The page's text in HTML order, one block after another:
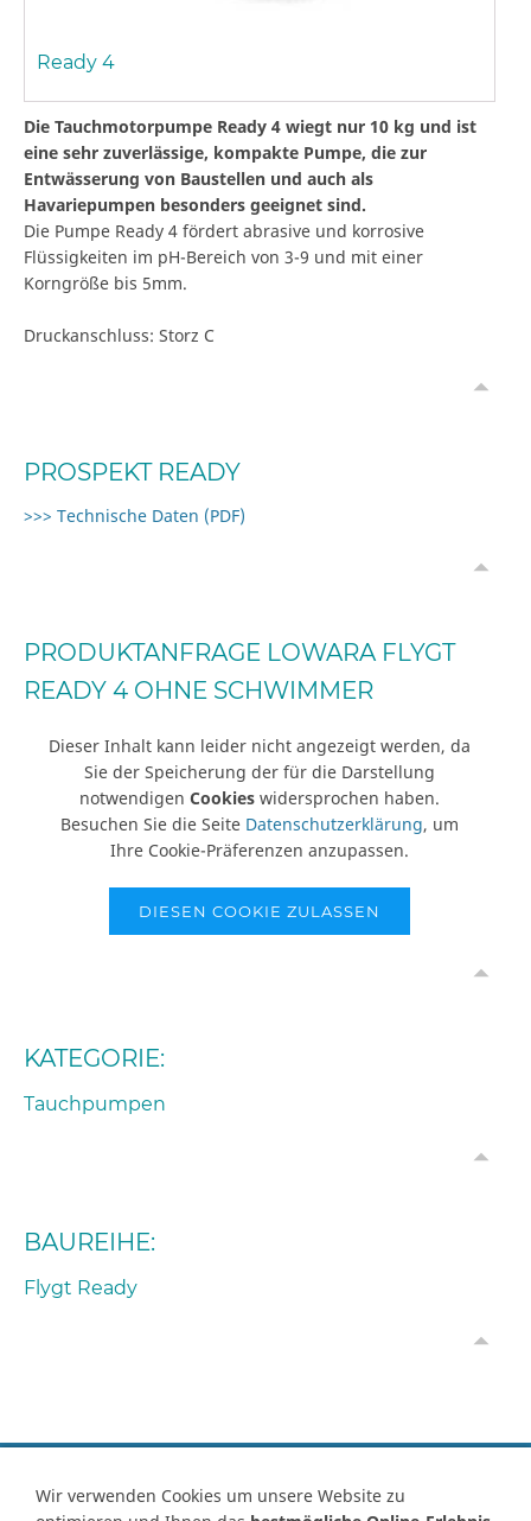
Ready 4
Die Tauchmotorpumpe Ready 4 wiegt nur 10 kg und ist
eine sehr zuverlässige, kompakte Pumpe, die zur
Entwässerung von Baustellen und auch als
Havariepumpen besonders geeignet sind.
Die Pumpe Ready 4 fördert abrasive und korrosive
Flüssigkeiten im pH-Bereich von 3-9 und mit einer
Korngröße bis 5mm.
Druckanschluss: Storz C
PROSPEKT READY
>>> Technische Daten (PDF)
PRODUKTANFRAGE LOWARA FLYGT
READY 4 OHNE SCHWIMMER
Dieser Inhalt kann leider nicht angezeigt werden, da
Sie der Speicherung der für die Darstellung
notwendigen Cookies widersprochen haben.
Besuchen Sie die Seite Datenschutzerklärung, um
Ihre Cookie-Präferenzen anzupassen.
DIESEN COOKIE ZULASSEN
KATEGORIE:
Tauchpumpen
BAUREIHE:
Flygt Ready
Vertrag widerrufen
Wir verwenden Cookies um unsere Website zu